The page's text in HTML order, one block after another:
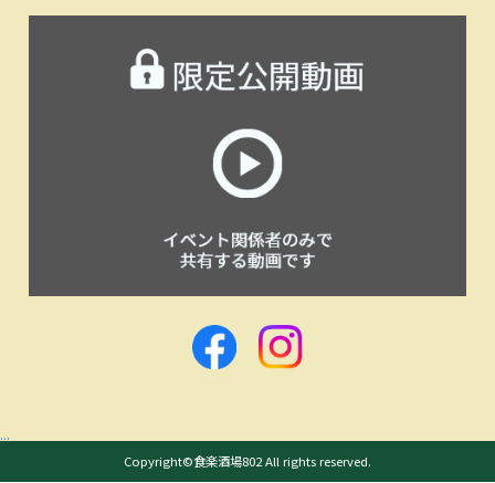
...
Copyright©食楽酒場802 All rights reserved.